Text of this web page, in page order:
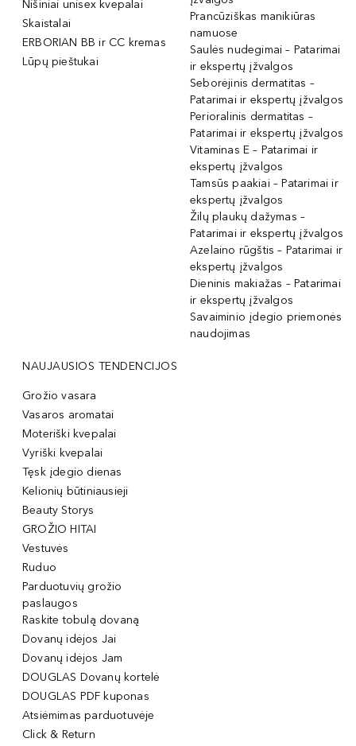
Nišiniai unisex kvepalai
Skaistalai
ERBORIAN BB ir CC kremas
Lūpų pieštukai
Prancūziškas manikiūras
namuose
Saulės nudegimai – Patarimai
ir ekspertų įžvalgos
Seborėjinis dermatitas –
Patarimai ir ekspertų įžvalgos
Perioralinis dermatitas –
Patarimai ir ekspertų įžvalgos
Vitaminas E – Patarimai ir
ekspertų įžvalgos
Tamsūs paakiai – Patarimai ir
ekspertų įžvalgos
Žilų plaukų dažymas –
Patarimai ir ekspertų įžvalgos
Azelaino rūgštis – Patarimai ir
ekspertų įžvalgos
Dieninis makiažas – Patarimai
ir ekspertų įžvalgos
Savaiminio įdegio priemonės
naudojimas
NAUJAUSIOS TENDENCIJOS
Grožio vasara
Vasaros aromatai
Moteriški kvepalai
Vyriški kvepalai
Tęsk įdegio dienas
Kelionių būtiniausieji
Beauty Storys
GROŽIO HITAI
Vestuvės
Ruduo
Parduotuvių grožio
paslaugos
Raskite tobulą dovaną
Dovanų idėjos Jai
Dovanų idėjos Jam
DOUGLAS Dovanų kortelė
DOUGLAS PDF kuponas
Atsiėmimas parduotuvėje
Click & Return